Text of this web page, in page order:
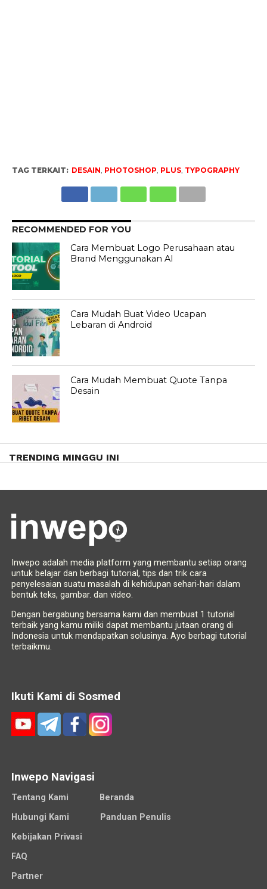
TAG TERKAIT: DESAIN PHOTOSHOP PLUS, TYPOGRAPHY
RECOMMENDED FOR YOU
Cara Membuat Logo Perusahaan atau
Brand Menggunakan AI
Cara Mudah Buat Video Ucapan
Lebaran di Android
Cara Mudah Membuat Quote Tanpa
Desain
TRENDING MINGGU INI
Inwepo adalah media platform yang membantu setiap orang
untuk belajar dan berbagi tutorial, tips dan trik cara
penyelesaian suatu masalah di kehidupan sehari-hari dalam
bentuk teks, gambar. dan video.
Dengan bergabung bersama kami dan membuat 1 tutorial
terbaik yang kamu miliki dapat membantu jutaan orang di
Indonesia untuk mendapatkan solusinya. Ayo berbagi tutorial
terbaikmu.
Ikuti Kami di Sosmed
Inwepo Navigasi
Tentang Kami
Beranda
Hubungi Kami
Panduan Penulis
Kebijakan Privasi
FAQ
Partner